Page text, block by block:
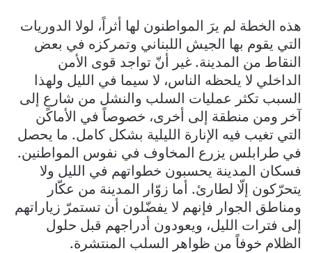
هذه الخطة لم يرَ المواطنون لها أثراً، لولا الدوريات
التي يقوم بها الجيش اللبناني وتمركزه في بعض
النقاط من المدينة. غير أنّ تواجد قوى الأمن
الداخلي لا يلحظه الناس، لا سيما في الليل ولهذا
السبب تكثر عمليات السلب والنشل من شارعٍ إلى
آخر ومن منطقة إلى أخرى، خصوصاً في الأماكن
التي تغيب فيه الإنارة الليلية بشكل كامل. ما يحصل
في طرابلس يزرع المخاوف في نفوس المواطنين.
فسكان المدينة يحسبون خطواتهم في الليل ولا
يتحرّكون إلّا لطارئ. أما زوّار المدينة من عكّار
ومناطق الجوار فإنهم لا يفضّلون أن تستمرّ زياراتهم
إلى فترات الليل، ويعودون أدراجهم قبل حلول
الظلام خوفاً من ظواهر السلب المنتشرة.